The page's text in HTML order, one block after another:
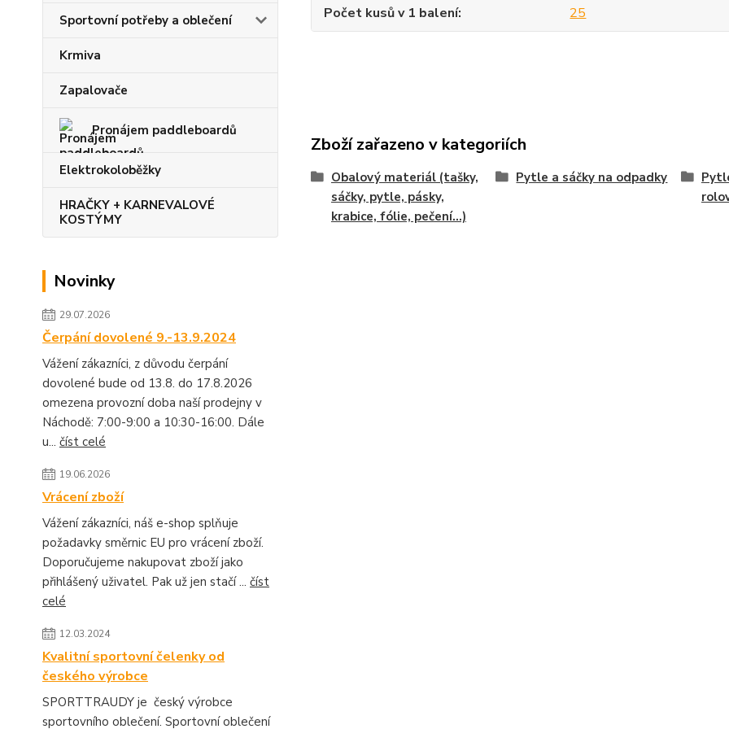
Sportovní potřeby a oblečení
Krmiva
Zapalovače
Pronájem paddleboardů
Elektrokoloběžky
HRAČKY + KARNEVALOVÉ
KOSTÝMY
Novinky
29.07.2026
Čerpání dovolené 9.-13.9.2024
Vážení zákazníci, z důvodu čerpání
dovolené bude od 13.8. do 17.8.2026
omezena provozní doba naší prodejny v
Náchodě: 7:00-9:00 a 10:30-16:00. Dále
u... číst celé
19.06.2026
Vrácení zboží
Vážení zákazníci, náš e-shop splňuje
požadavky směrnic EU pro vrácení zboží.
Doporučujeme nakupovat zboží jako
přihlášený uživatel. Pak už jen stačí ... číst
celé
12.03.2024
Kvalitní sportovní čelenky od
českého výrobce
SPORTTRAUDY je český výrobce
sportovního oblečení. Sportovní oblečení
Počet kusů v 1 balení
25
Zboží zařazeno v kategoriích
Obalový materiál (tašky,
sáčky, pytle, pásky,
krabice, fólie, pečení...)
Pytle a sáčky na odpadky